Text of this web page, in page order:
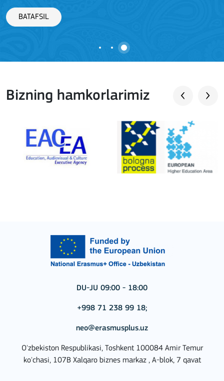
BATAFSIL
Bizning hamkorlarimiz
DU-JU 09:00 - 18:00
+998 71 238 99 18;
neo@erasmusplus.uz
O'zbekiston Respublikasi, Toshkent 100084 Amir Temur
ko'chasi, 107B Xalqaro biznes markaz , A-blok, 7 qavat